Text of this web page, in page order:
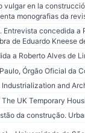
en la
monografias da
Entrevista concedida
de Eduardo Kneese
a Roberto Alves de
Órgão Oficial da
and
UK Temporary
da construção.